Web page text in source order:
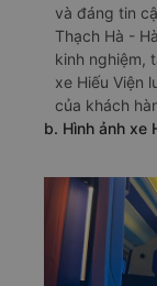
và đáng tin
Thạch Hà -
kinh nghiệm,
xe Hiếu Viện
của khách
b. Hình ảnh xe